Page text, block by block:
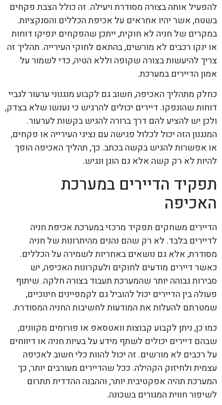
להפעיל אותה בצורה מסודרת ויעילה. זה כולל הצבת פקחים
בשטח, אשר יהיו אחראים על אכיפת הכללים והסנקציות.
במקרים של חניה לא חוקית, ייתכן שהפקחים ינפיקו דוחות
או ינקו רכבים לא מורשים, בהתאם לחוקי העירייה. תהליך זה
צריך להיעשות בצורה שקופה וללא הטיה, כדי לשמור על
אמון הדיירים במערכת.
כחלק מתהליך האכיפה, חשוב גם לקבוע מנגנוני ערעור לגביי
דוחות שהונפקו. דיירים יכולים להרגיש כי נענשו שלא בצדק,
ולכן יש להציע להם דרך ברורה להגיש בקשות לערעור.
המנגנון הזה יכול לכלול פגישה עם נציגי העירייה או פקחים,
או אפשרות להגיש בקשה בכתב. כך, תהליך האכיפה הופך
להיות לא רק קשה אלא גם הוגן ונגיש.
תפקיד הדיירים במערכת
האכיפה
הדיירים משחקים תפקיד מרכזי במערכת אכיפת חניה
לדיירים בלבד. לא רק שהם נהנים מהיתרונות של חניה
מסודרת, אלא גם נושאים באחריות לשמירה על הכללים.
כאשר דיירים מודעים לחוקים ולעקרונות האכיפה, יש
סבירות גבוהה יותר שהמערכת תעבוד בצורה חלקה. שיתוף
פעולה בין הדיירים יכול להוביל גם לקמפיינים חינוכיים,
שמטרתם להעלות את המודעות לחשיבות החניה המסודרת.
כמו כן, ניתן לקבוע קבוצות וואטסאפ או פורומים מקוונים,
שבהם דיירים יכולים לשתף מידע על בעיות חניה או דיווחים
על רכבים לא מורשים. זה יכול להוות כלי חשוב לאכיפה
עצמית ולחיזוק הקהילה. ככל שהדיירים מעורבים יותר, כך
המערכת תהיה אפקטיבית יותר, וההבנה ההדדית תתרום
לשיפור חווית המגורים בשכונה.